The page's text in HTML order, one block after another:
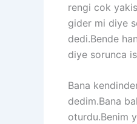
rengi cok
gider mi diye
dedi.Bende
diye sorunca
Bana
dedim.Bana
oturdu.Benim